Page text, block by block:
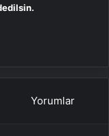
Yorumlar